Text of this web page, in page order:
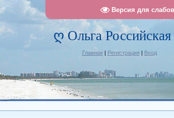
Версия для
ღ Ольга
Главная | Регистрация | Вход